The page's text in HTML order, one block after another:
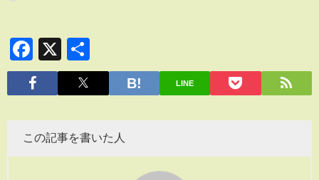
Facebook
X
有
LINE
この記事を書いた人